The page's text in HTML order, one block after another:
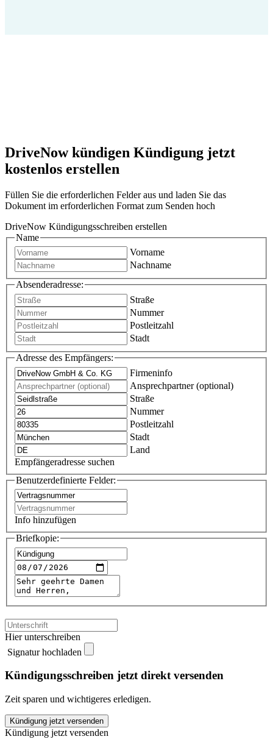
DriveNow kündigen Kündigung jetzt
kostenlos erstellen
Füllen Sie die erforderlichen Felder aus und laden Sie das
Dokument im erforderlichen Format zum Senden hoch
DriveNow Kündigungsschreiben erstellen
Name
Vorname
Nachname
Absenderadresse:
Straße
Nummer
Postleitzahl
Stadt
Adresse des Empfängers:
Firmeninfo
Ansprechpartner (optional)
Straße
Nummer
Postleitzahl
Stadt
Land
Empfängeradresse suchen
Benutzerdefinierte Felder:
Info hinzufügen
Briefkopie:
Hier unterschreiben
Signatur hochladen
Kündigungsschreiben jetzt direkt versenden
Zeit sparen und wichtigeres erledigen.
DriveNow
kündigen
Kündigung jetzt versenden
Kündigung jetzt versenden